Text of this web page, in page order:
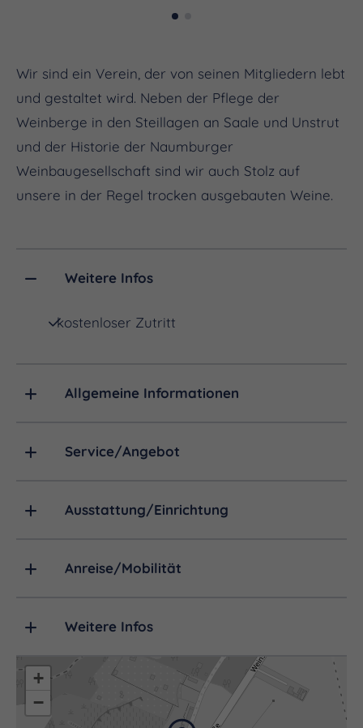
Wir sind ein Verein, der von seinen Mitgliedern lebt
und gestaltet wird. Neben der Pflege der
Weinberge in den Steillagen an Saale und Unstrut
und der Historie der Naumburger
Weinbaugesellschaft sind wir auch Stolz auf
unsere in der Regel trocken ausgebauten Weine.
Weitere Infos
kostenloser Zutritt
Allgemeine Informationen
Service/Angebot
Ausstattung/Einrichtung
Anreise/Mobilität
Weitere Infos
+
−